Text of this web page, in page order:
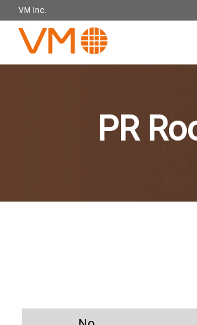
VM Inc.
PR